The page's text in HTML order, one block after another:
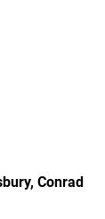
Conrad